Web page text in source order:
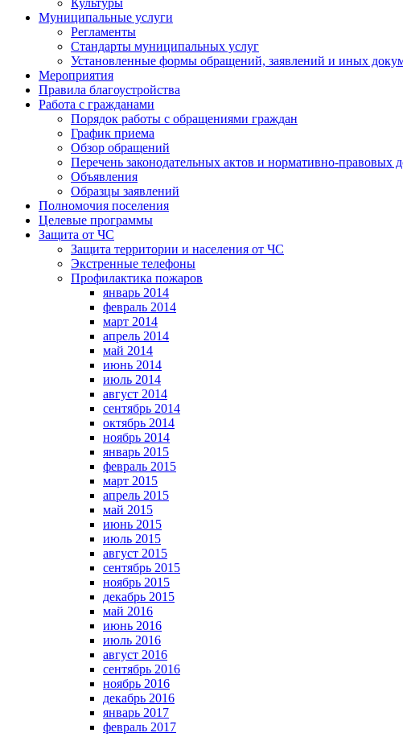
Культуры
Муниципальные услуги
Регламенты
Стандарты муниципальных услуг
Установленные формы обращений, заявлений и иных
Мероприятия
Правила благоустройства
Работа с гражданами
Порядок работы с обращениями граждан
График приема
Обзор обращений
Перечень законодательных актов и нормативно-правовых
Объявления
Образцы заявлений
Полномочия поселения
Целевые программы
Защита от ЧС
Защита территории и населения от ЧС
Экстренные телефоны
Профилактика пожаров
январь 2014
февраль 2014
март 2014
апрель 2014
май 2014
июнь 2014
июль 2014
август 2014
сентябрь 2014
октябрь 2014
ноябрь 2014
январь 2015
февраль 2015
март 2015
апрель 2015
май 2015
июнь 2015
июль 2015
август 2015
сентябрь 2015
ноябрь 2015
декабрь 2015
май 2016
июнь 2016
июль 2016
август 2016
сентябрь 2016
ноябрь 2016
декабрь 2016
январь 2017
февраль 2017